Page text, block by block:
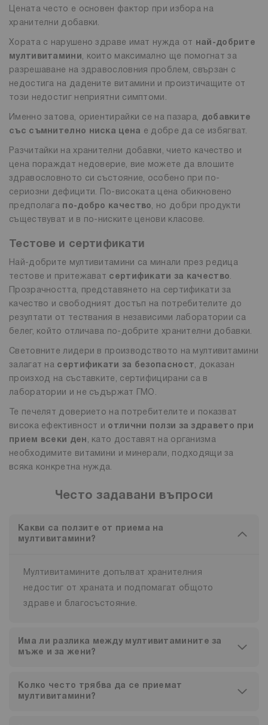
Цената често е основен фактор при избора на
хранителни добавки.
Хората с нарушено здраве имат нужда от най-добрите
мултивитамини, които максимално ще помогнат за
разрешаване на здравословния проблем, свързан с
недостига на дадените витамини и произтичащите от
този недостиг неприятни симптоми.
Именно затова, ориентирайки се на пазара, добавките
със съмнително ниска цена е добре да се избягват.
Разчитайки на хранителни добавки, чието качество и
цена пораждат недоверие, вие можете да влошите
здравословното си състояние, особено при по-
сериозни дефицити. По-високата цена обикновено
предполага по-добро качество, но добри продукти
съществуват и в по-ниските ценови класове.
Тестове и сертификати
Най-добрите мултивитамини са минали през редица
тестове и притежават сертификати за качество.
Прозрачността, представянето на сертификати за
качество и свободният достъп на потребителите до
резултати от тествания в независими лаборатории са
белег, който отличава по-добрите хранителни добавки.
Световните лидери в производството на мултивитамини
залагат на сертификати за безопасност, доказан
произход на съставките, сертифицирани са в
лаборатории и не съдържат ГМО.
Те печелят доверието на потребителите и показват
висока ефективност и отлични ползи за здравето при
прием всеки ден , като доставят на организма
необходимите витамини и минерали, подходящи за
всяка конкретна нужда.
Често задавани въпроси
Какви са ползите от приема на
мултивитамини?
Мултивитамините допълват хранителния
недостиг от храната и подпомагат общото
здраве и благосъстояние.
Има ли разлика между мултивитамините за
мъже и за жени?
Колко често трябва да се приемат
мултивитамини?